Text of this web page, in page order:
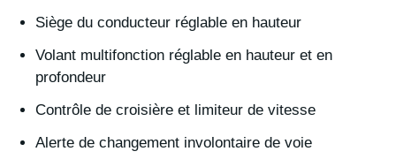
Siège du conducteur réglable en hauteur
Volant multifonction réglable en hauteur et en
profondeur
Contrôle de croisière et limiteur de vitesse
Alerte de changement involontaire de voie